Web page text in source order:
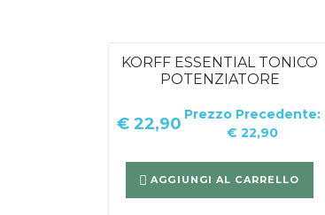
KORFF ESSENTIAL TONICO
POTENZIATORE
€ 22,90 Prezzo Precedente:
€ 22,90
AGGIUNGI AL CARRELLO